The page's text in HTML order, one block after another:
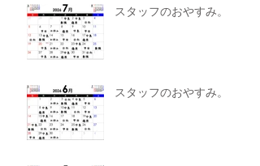
スタッフのおやすみ。
スタッフのおやすみ。